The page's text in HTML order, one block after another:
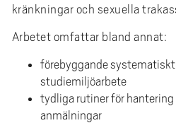
kränkningar och sexuella
Arbetet omfattar bland annat:
förebyggande
studiemiljöarbete
tydliga rutiner för hantering
anmälningar